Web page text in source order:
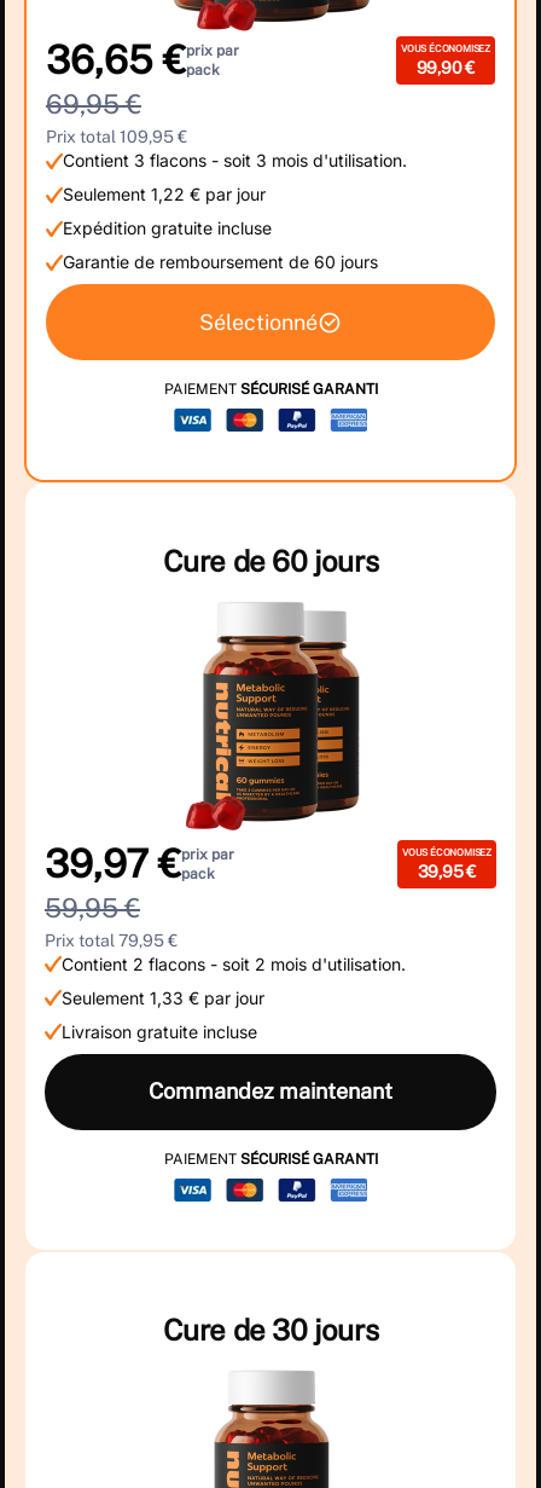
Cure de 30 jours
36,65 €prix par
pack
VOUS ÉCONOMISEZ
99,90 €
69,95 €
Prix total 109,95 €
Contient 3 flacons - soit 3 mois d'utilisation.
Seulement 1,22 € par jour
Expédition gratuite incluse
Garantie de remboursement de 60 jours
Sélectionné
PAIEMENT SÉCURISÉ GARANTI
Cure de 60 jours
39,97 €prix par
pack
VOUS ÉCONOMISEZ
39,95 €
59,95 €
Prix total 79,95 €
Contient 2 flacons - soit 2 mois d'utilisation.
Seulement 1,33 € par jour
Livraison gratuite incluse
Commandez maintenant
PAIEMENT SÉCURISÉ GARANTI